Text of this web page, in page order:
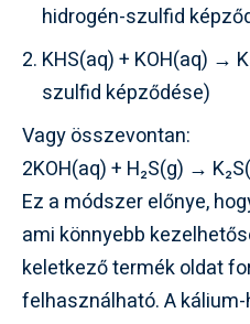
hidrogén-szulfid
KHS(aq) + KOH(aq) →
szulfid képződése)
Vagy összevontan:
2KOH(aq) + H₂S(g) →
Ez a módszer előnye,
ami könnyebb
keletkező termék oldat
felhasználható. A